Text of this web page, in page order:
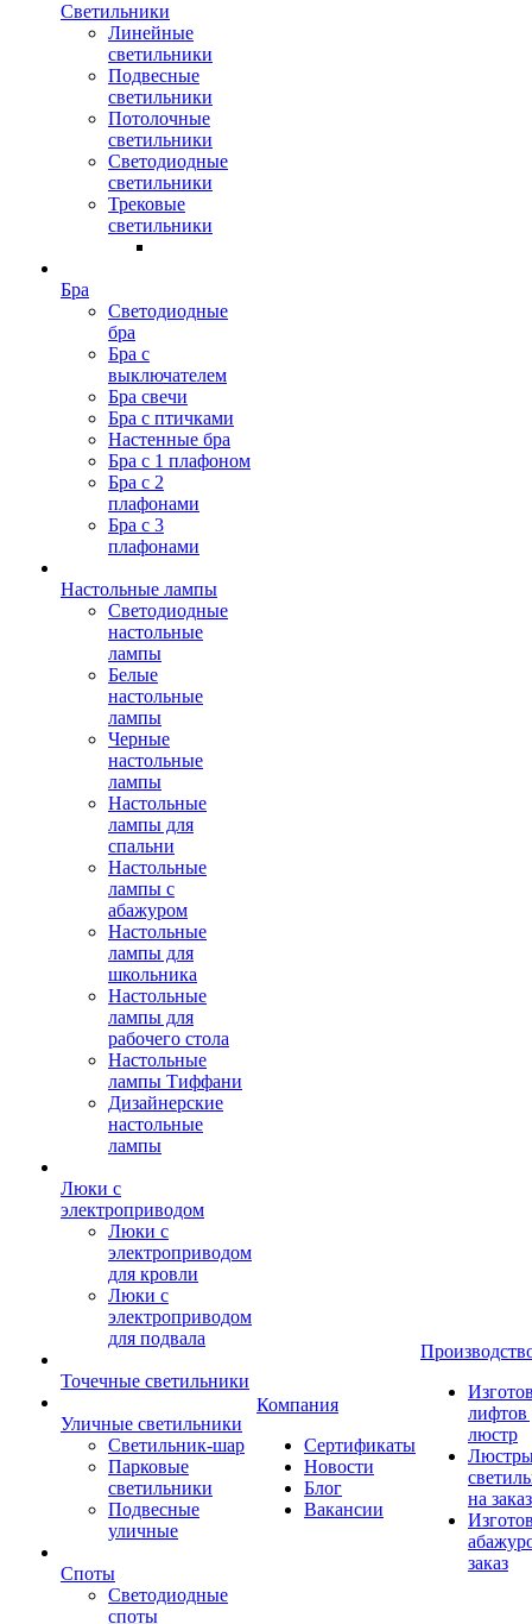
Светильники
Линейные
светильники
Подвесные
светильники
Потолочные
светильники
Светодиодные
светильники
Трековые
светильники
Бра
Светодиодные
бра
Бра с
выключателем
Бра свечи
Бра с птичками
Настенные бра
Бра с 1 плафоном
Бра с 2
плафонами
Бра с 3
плафонами
Настольные лампы
Светодиодные
настольные
лампы
Белые
настольные
лампы
Черные
настольные
лампы
Настольные
лампы для
спальни
Настольные
лампы с
абажуром
Настольные
лампы для
школьника
Настольные
лампы для
рабочего стола
Настольные
лампы Тиффани
Дизайнерские
настольные
лампы
Люки с
электроприводом
Люки с
электроприводом
для кровли
Люки с
электроприводом
для подвала
Точечные светильники
Уличные светильники
Светильник-шар
Парковые
светильники
Подвесные
уличные
Споты
Светодиодные
споты
Компания
Сертификаты
Новости
Блог
Вакансии
лифтов
люстр
на заказ
заказ